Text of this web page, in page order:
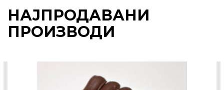
НАЈПРОДАВАНИ
ПРОИЗВОДИ